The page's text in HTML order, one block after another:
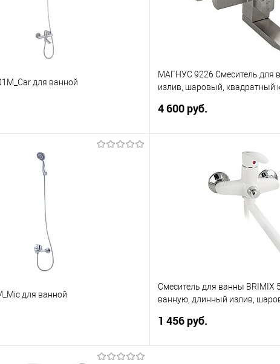
для ванной
В корзину
МАГНУС 9226 Смеситель для
излив, шаровый, квадратный
4 600 руб.
В корзину
Купить в 1 клик
для ванной
Смеситель для ванны BRIMIX
ванную, длинный излив,
1 456 руб.